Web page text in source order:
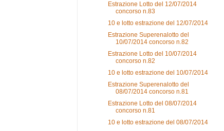
Estrazione Lotto del 12/07/2014
concorso n.83
10 e lotto estrazione del 12/07/2014
Estrazione Superenalotto del
10/07/2014 concorso n.82
Estrazione Lotto del 10/07/2014
concorso n.82
10 e lotto estrazione del 10/07/2014
Estrazione Superenalotto del
08/07/2014 concorso n.81
Estrazione Lotto del 08/07/2014
concorso n.81
10 e lotto estrazione del 08/07/2014